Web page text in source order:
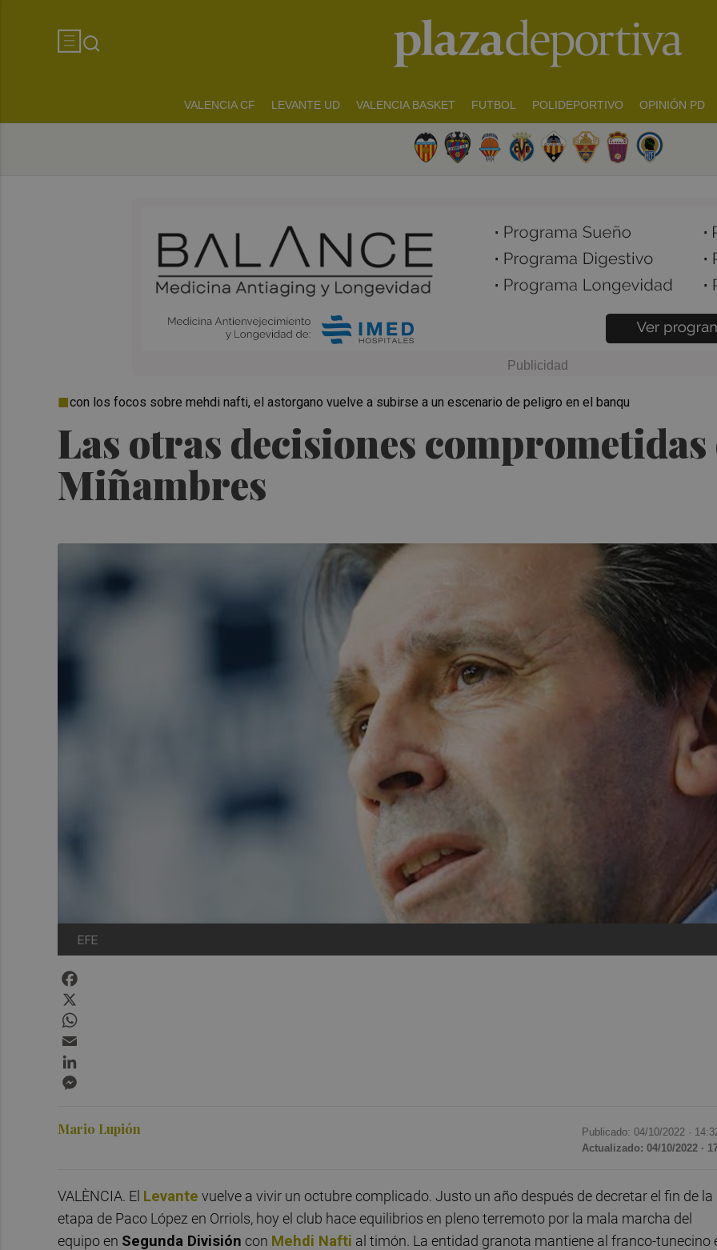
VALENCIA CF LEVANTE UD VALENCIA BASKET FUTBOL POLIDEPORTIVO OPINIÓN PD
Las otras decisiones comprometidas
Miñambres
con los focos sobre mehdi nafti, el astorgano vuelve a subirse a un escenario de peligro en el banqu
EFE
Mario Lupión Publicado: 04/10/2022 ·
Actualizado: 04/10/2022 ·
VALÈNCIA. El Levante vuelve a vivir un octubre complicado. Justo un año después de decretar el fin de la
etapa de Paco López en Orriols, hoy el club hace equilibrios en pleno terremoto por la mala marcha del
equipo en Segunda División con Mehdi Nafti al timón. La entidad granota mantiene al franco-tunecino